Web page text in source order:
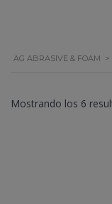
AG ABRASIVE & FOAM >
Mostrando los 6